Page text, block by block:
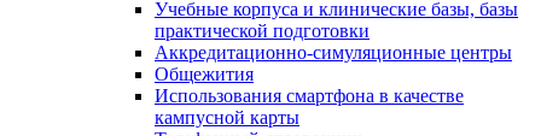
Учебные корпуса и клинические базы, базы
практической подготовки
Аккредитационно-симуляционные центры
Общежития
Использования смартфона в качестве
кампусной карты